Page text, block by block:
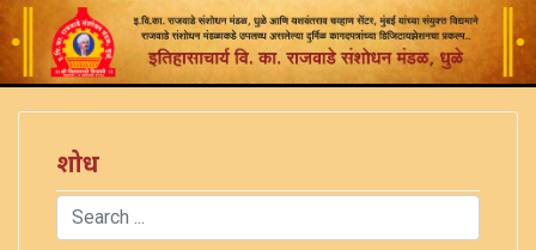
शोध
Search